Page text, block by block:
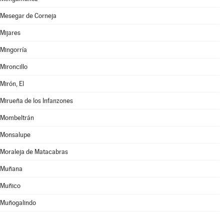
Mesegar de Corneja
Mijares
Mingorría
Mironcillo
Mirón, El
Mirueña de los Infanzones
Mombeltrán
Monsalupe
Moraleja de Matacabras
Muñana
Muñico
Muñogalindo